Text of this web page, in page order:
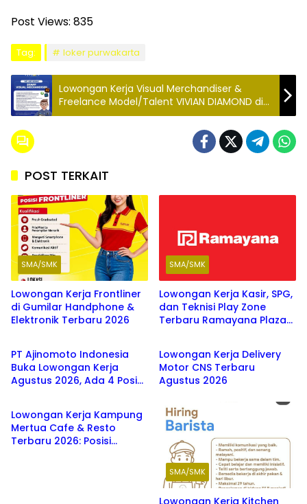
Post Views: 835
Tag: loker purwakarta
Lowongan Kerja Visual Merchandiser &
Freelance Model/Talent VIVIAN DIAMOND di
Bandung
POST TERKAIT
SMA/SMK
Lowongan Kerja Frontliner
di Gumilar Handphone &
Elektronik Terbaru 2026
SMA/SMK
Lowongan Kerja Kasir, SPG,
dan Teknisi Play Zone
Terbaru Ramayana Plaza
SMA/SMK
PT Ajinomoto Indonesia
Buka Lowongan Kerja
Agustus 2026, Ada 4 Posisi
SMA/SMK
Lowongan Kerja Delivery
Motor CNS Terbaru
Agustus 2026
SMA/SMK
Lowongan Kerja Kampung
Mertua Cafe & Resto
Terbaru 2026: Posisi
SMA/SMK